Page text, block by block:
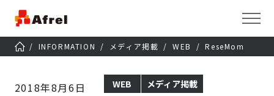
INFORMATION メディア掲載 WEB ReseMom
2018年8月6日 WEB メディア掲載